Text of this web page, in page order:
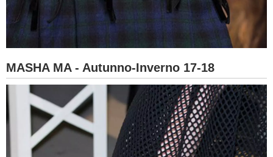
MASHA MA - Autunno-Inverno 17-18